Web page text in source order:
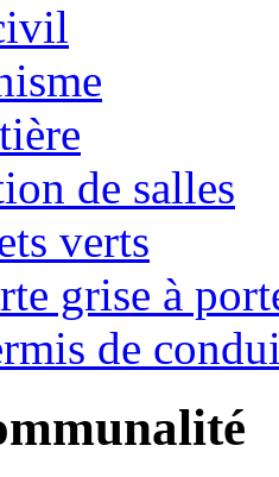
de salles
verts
grise à
de